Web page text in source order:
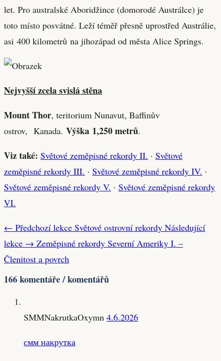
let. Pro australské Aboridžince (domorodé Austrálce) je
toto místo posvátné. Leží téměř přesně uprostřed Austrálie,
asi 400 kilometrů na jihozápad od města Alice Springs.
Nejvyšší zcela svislá stěna
Mount Thor, teritorium Nunavut, Baffinův
ostrov, Kanada. Výška 1,250 metrů.
Viz také: Světové zeměpisné rekordy II. · Světové
zeměpisné rekordy III. · Světové zeměpisné rekordy IV. ·
Světové zeměpisné rekordy V. · Světové zeměpisné rekordy
VI.
← Předchozí lekce Světové ostrovní rekordy Následující
lekce → Zeměpisné rekordy Severní Ameriky I. –
Členitost a povrch
166 komentáře / komentářů
SMMNakrutkaOxymn 4.6.2026
смм накрутка